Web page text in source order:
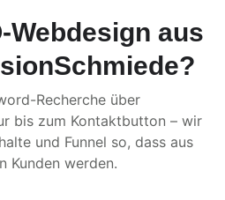
Webdesign aus
Recherche über
bis zum Kontaktbutton – wir
und Funnel so, dass aus
Kunden werden.